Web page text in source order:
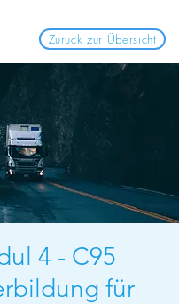
Zurück zur Übersicht
4 - C95
für